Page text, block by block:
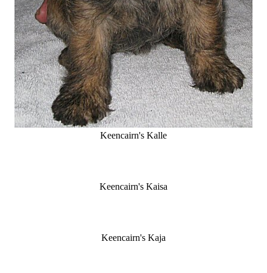
Keencairn's Kalle
Keencairn's Kaisa
Keencairn's Kaja